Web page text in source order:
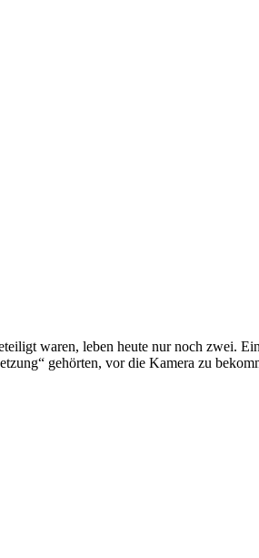
waren, leben heute nur noch zwei.
gehörten, vor die Kamera zu